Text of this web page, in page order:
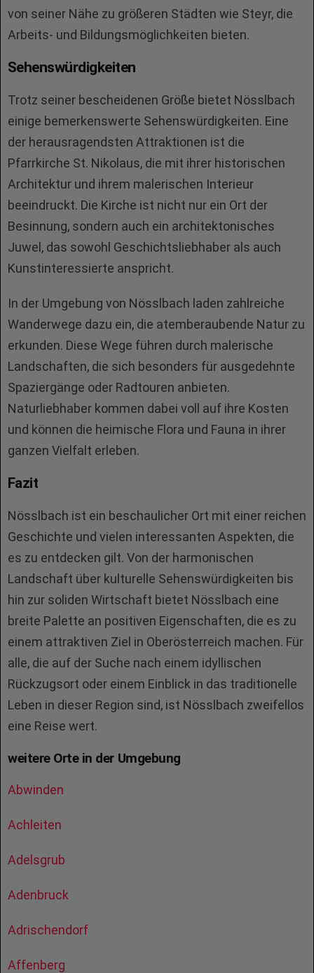
von seiner Nähe zu größeren Städten wie Steyr, die
Arbeits- und Bildungsmöglichkeiten bieten.
Sehenswürdigkeiten
Trotz seiner bescheidenen Größe bietet Nösslbach
einige bemerkenswerte Sehenswürdigkeiten. Eine
der herausragendsten Attraktionen ist die
Pfarrkirche St. Nikolaus, die mit ihrer historischen
Architektur und ihrem malerischen Interieur
beeindruckt. Die Kirche ist nicht nur ein Ort der
Besinnung, sondern auch ein architektonisches
Juwel, das sowohl Geschichtsliebhaber als auch
Kunstinteressierte anspricht.
In der Umgebung von Nösslbach laden zahlreiche
Wanderwege dazu ein, die atemberaubende Natur zu
erkunden. Diese Wege führen durch malerische
Landschaften, die sich besonders für ausgedehnte
Spaziergänge oder Radtouren anbieten.
Naturliebhaber kommen dabei voll auf ihre Kosten
und können die heimische Flora und Fauna in ihrer
ganzen Vielfalt erleben.
Fazit
Nösslbach ist ein beschaulicher Ort mit einer reichen
Geschichte und vielen interessanten Aspekten, die
es zu entdecken gilt. Von der harmonischen
Landschaft über kulturelle Sehenswürdigkeiten bis
hin zur soliden Wirtschaft bietet Nösslbach eine
breite Palette an positiven Eigenschaften, die es zu
einem attraktiven Ziel in Oberösterreich machen. Für
alle, die auf der Suche nach einem idyllischen
Rückzugsort oder einem Einblick in das traditionelle
Leben in dieser Region sind, ist Nösslbach zweifellos
eine Reise wert.
weitere Orte in der Umgebung
Abwinden
Achleiten
Adelsgrub
Adenbruck
Adrischendorf
Affenberg